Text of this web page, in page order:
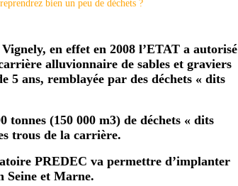
Vignely, en effet en 2008 l’ETAT a autorisé
alluvionnaire de sables et graviers
5 ans, remblayée par des déchets « dits
tonnes (150 000 m3) de déchets « dits
trous de la carrière.
PREDEC va permettre d’implanter
Seine et Marne.